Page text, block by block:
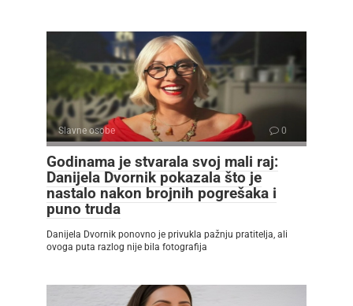
Slavne osobe 0
Godinama je stvarala svoj mali raj:
Danijela Dvornik pokazala što je
nastalo nakon brojnih pogrešaka i
puno truda
Danijela Dvornik ponovno je privukla pažnju pratitelja, ali
ovoga puta razlog nije bila fotografija